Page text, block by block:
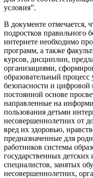
условия”.
В документе отмечается,
подростков правильного
интернете необходимо
программ, а также
курсов, дисциплин,
организациями,
образовательный
безопасности и цифровой
постоянной основе
направленные на
пользования детьми
несовершеннолетних от
вред их здоровью,
предназначенные для
работников системы
государственных
специалистов, занятых
несовершеннолетних,